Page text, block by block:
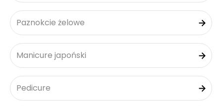
Paznokcie żelowe
Manicure japoński
Pedicure